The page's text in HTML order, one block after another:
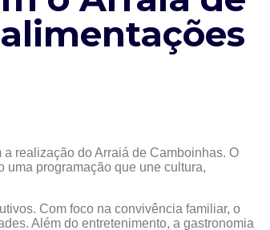
realização do Arraiá de Camboinhas. O
uma programação que une cultura,
Com foco na convivência familiar, o
Além do entretenimento, a gastronomia